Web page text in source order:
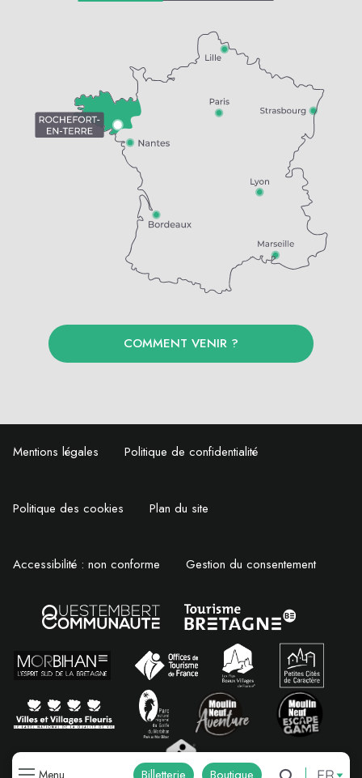
Menu
COMMENT VENIR ?
Mentions légales Politique de confidentialité
Politique des cookies Plan du site
Accessibilité : non conforme Gestion du consentement